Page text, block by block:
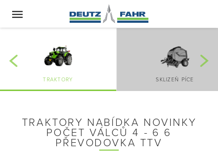
TRAKTORY SKLIZEŇ PÍCE
TRAKTORY NABÍDKA NOVINKY
POČET VÁLCŮ 4 - 6 6
PŘEVODOVKA TTV